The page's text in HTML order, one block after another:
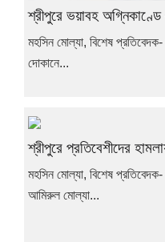
শ্রীপুরে ভয়াবহ
মহসিন মোল্যা, বিশেষ
দোকানে...
শ্রীপুরে প্রতিবেশীদের
মহসিন মোল্যা, বিশেষ
আমিরুল মোল্যা...